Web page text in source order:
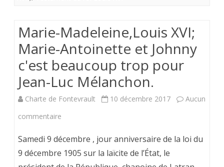
correcte).
Marie-Madeleine,Louis XVI;
Marie-Antoinette et Johnny
c'est beaucoup trop pour
Jean-Luc Mélanchon.
Charte de Fontevrault 10 décembre 2017
Aucun
commentaire
Madeleine,Louis
Samedi 9 décembre , jour anniversaire de la loi du
9 décembre 1905 sur la laïcite de l’État, le